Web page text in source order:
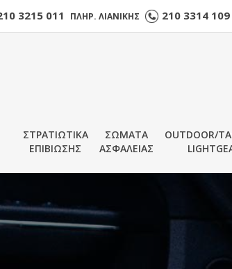
3215 011 ΠΛΗΡ. ΛΙΑΝΙΚΗΣ 210 3314 109
ΣΤΡΑΤΙΩΤΙΚΑ
ΕΠΙΒΙΩΣΗΣ
ΣΩΜΑΤΑ
ΑΣΦΑΛΕΙΑΣ
OUTDOOR/